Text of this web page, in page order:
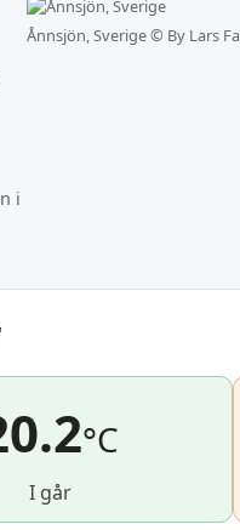
i
Ånnsjön, Sverige © By Lars
°C
I går